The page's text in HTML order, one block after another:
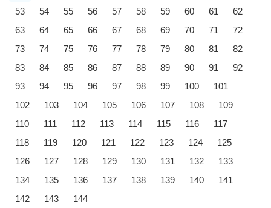
53
54 55 56 57 58 59 60 61
62
63
64 65 66 67 68 69 70 71
72
73
74 75 76 77 78 79 80 81
82
83
84 85 86 87 88 89 90 91
92
93
94 95 96 97 98 99 100
101
102
103 104 105 106 107 108
109
110
111 112 113 114 115 116
117
118
119 120 121 122 123 124
125
126
127 128 129 130 131 132
133
134
135 136 137 138 139 140
141
142
143 144